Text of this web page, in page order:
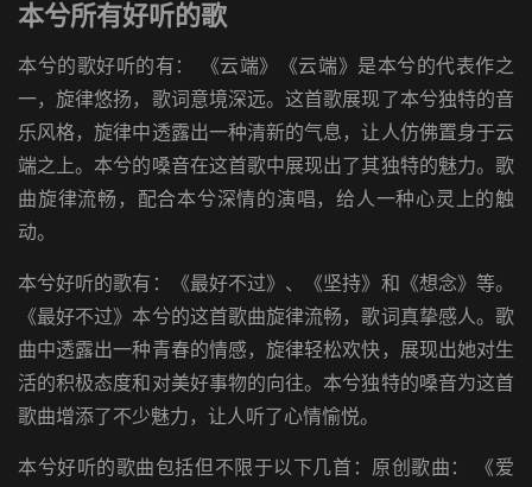
本兮所有好听的歌
本兮的歌好听的有： 《云端》《云端》是本兮的代表作之
一，旋律悠扬，歌词意境深远。这首歌展现了本兮独特的音
乐风格，旋律中透露出一种清新的气息，让人仿佛置身于云
端之上。本兮的嗓音在这首歌中展现出了其独特的魅力。歌
曲旋律流畅，配合本兮深情的演唱，给人一种心灵上的触
动。
本兮好听的歌有：《最好不过》、《坚持》和《想念》等。
《最好不过》本兮的这首歌曲旋律流畅，歌词真挚感人。歌
曲中透露出一种青春的情感，旋律轻松欢快，展现出她对生
活的积极态度和对美好事物的向往。本兮独特的嗓音为这首
歌曲增添了不少魅力，让人听了心情愉悦。
本兮好听的歌曲包括但不限于以下几首：原创歌曲： 《爱